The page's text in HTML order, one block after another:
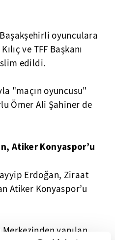
oyunculara
ve TFF Başkanı
edildi.
"maçın oyuncusu"
Ömer Ali Şahiner de
Atiker Konyaspor’u
Erdoğan, Ziraat
Atiker Konyaspor’u
Merkezinden yapılan